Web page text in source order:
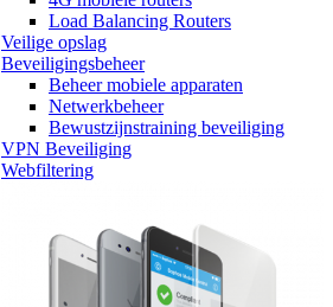
Load Balancing Routers
Veilige opslag
Beveiligingsbeheer
Beheer mobiele apparaten
Netwerkbeheer
Bewustzijnstraining beveiliging
VPN Beveiliging
Webfiltering